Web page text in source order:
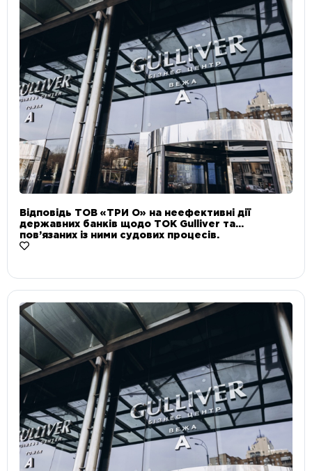
Відповідь ТОВ «ТРИ О» на неефективні дії
державних банків щодо ТОК Gulliver та
пов’язаних із ними судових процесів.